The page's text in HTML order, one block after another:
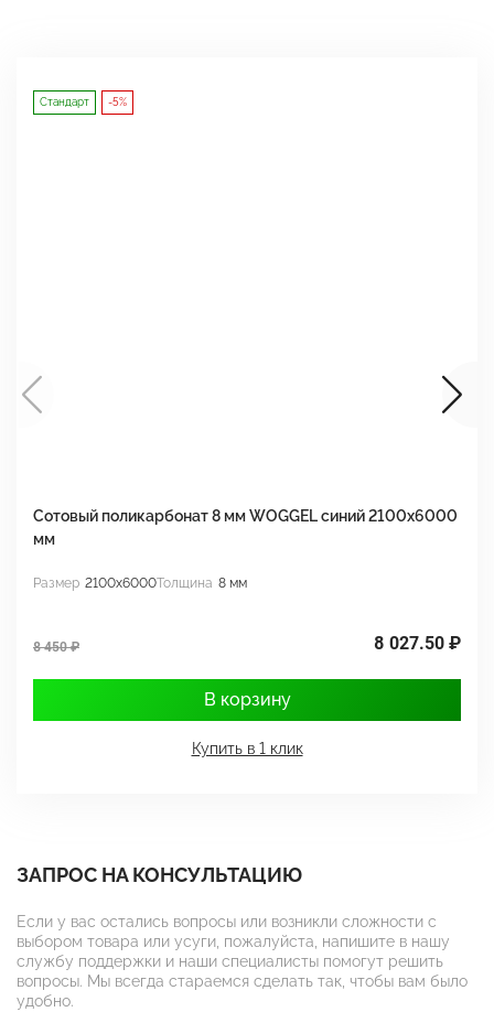
Стандарт -5%
Сотовый поликарбонат 8 мм WOGGEL синий 2100х6000
мм
Размер 2100x6000Толщина 8 мм
8 450 ₽ 8 027.50 ₽
В корзину
Купить в 1 клик
ЗАПРОС НА КОНСУЛЬТАЦИЮ
Если у вас остались вопросы или возникли сложности с
выбором товара или усуги, пожалуйста, напишите в нашу
службу поддержки и наши специалисты помогут решить
вопросы. Мы всегда стараемся сделать так, чтобы вам было
удобно.